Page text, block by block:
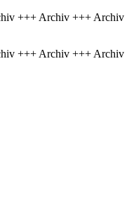
+++ Archiv +++ Archiv
+++ Archiv +++ Archiv